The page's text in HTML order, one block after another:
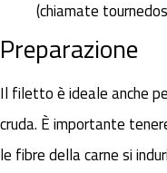
(chiamate
Preparazione
Il filetto è ideale anche
cruda. È importante
le fibre della carne si